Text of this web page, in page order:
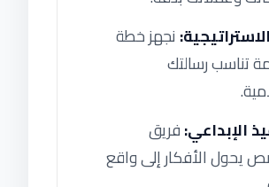
نجهز خطة
تناسب رسالتك
الإبداعي:فريق
يحول الأفكار إلى واقع